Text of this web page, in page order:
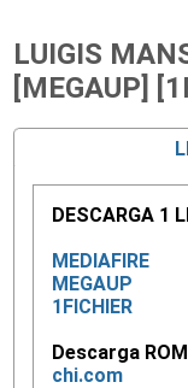
LUIGIS
[MEGAUP]
DESCARGA 1
MEDIAFIRE
MEGAUP
1FICHIER
Descarga
chi.com